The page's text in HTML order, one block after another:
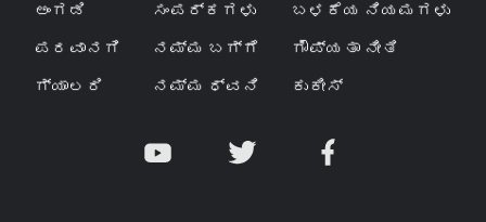
ಅಂಗಡಿ
ಪರವಾನಗಿ
ಗ್ಯಾಲರಿ
ಸಂಪರ್ಕಗಳು
ನಮ್ಮ ಬಗ್ಗೆ
ನಮ್ಮ ಧ್ವನಿ
ಬಳಕೆಯ ನಿಯಮಗಳು
ಗೌಪ್ಯತಾ ನೀತಿ
ಕುಕೀಸ್